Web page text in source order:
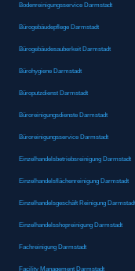
Bodenreinigungsservice Darmstadt
Bürogebäudepflege Darmstadt
Bürogebäudesauberkeit Darmstadt
Bürohygiene Darmstadt
Büroputzdienst Darmstadt
Büroreinigungsdienste Darmstadt
Büroreinigungsservice Darmstadt
Einzelhandelsbetriebsreinigung Darmstadt
Einzelhandelsflächenreinigung Darmstadt
Einzelhandelsgeschäft Reinigung Darmstadt
Einzelhandelsshopreinigung Darmstadt
Fachreinigung Darmstadt
Facility Management Darmstadt